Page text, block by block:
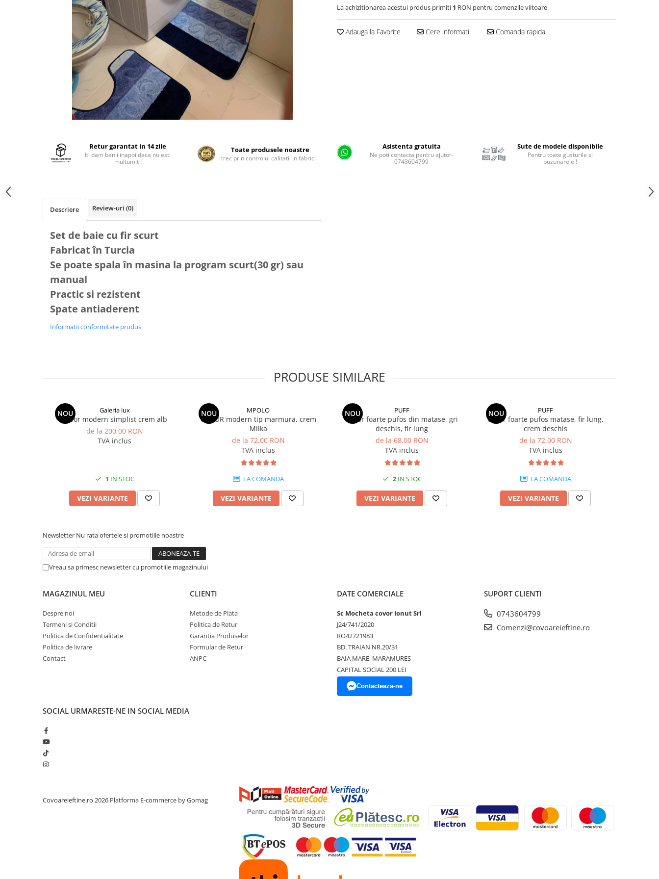
La achizitionarea acestui produs primiti 1 RON pentru comenzile viitoare
Adauga la Favorite Cere informatii Comanda rapida
Retur garantat in 14 zile
Iti dam banii inapoi daca nu esti
multumit !
Toate produsele noastre
trec prin controlul calitatii in fabrici !
Asistenta gratuita
Ne poti contacta pentru ajutor-
0743604799
Sute de modele disponibile
Pentru toate gusturile si
buzunarele !
Descriere Review-uri (0)
Set de baie cu fir scurt
Fabricat în Turcia
Se poate spala în masina la program scurt(30 gr) sau
manual
Practic si rezistent
Spate antiaderent
Informatii conformitate produs
PRODUSE SIMILARE
NOU Galeria lux
Covor modern simplist crem alb
de la 200,00 RON
TVA inclus
1 IN STOC
VEZI VARIANTE
NOU MPOLO
COVOR modern tip marmura, crem
Milka
de la 72,00 RON
TVA inclus
LA COMANDA
VEZI VARIANTE
NOU PUFF
Covor foarte pufos din matase, gri
deschis, fir lung
de la 68,00 RON
TVA inclus
2IN STOC
VEZI VARIANTE
NOU PUFF
Covor foarte pufos matase, fir lung,
crem deschis
de la 72,00 RON
TVA inclus
LA COMANDA
VEZI VARIANTE
Newsletter Nu rata ofertele si promotiile noastre
Vreau sa primesc newsletter cu promotiile magazinului
MAGAZINUL MEU
Despre noi
Termeni si Conditii
Politica de Confidentialitate
Politica de livrare
Contact
CLIENTI
Metode de Plata
Politica de Retur
Garantia Produselor
Formular de Retur
ANPC
DATE COMERCIALE
Sc Mocheta covor Ionut Srl
J24/741/2020
RO42721983
BD. TRAIAN NR.20/31
BAIA MARE, MARAMURES
CAPITAL SOCIAL 200 LEI
Contacteaza-ne
SUPORT CLIENTI
0743604799
Comenzi@covoareieftine.ro
SOCIAL URMARESTE-NE IN SOCIAL MEDIA
Covoareieftine.ro 2026 Platforma E-commerce by Gomag